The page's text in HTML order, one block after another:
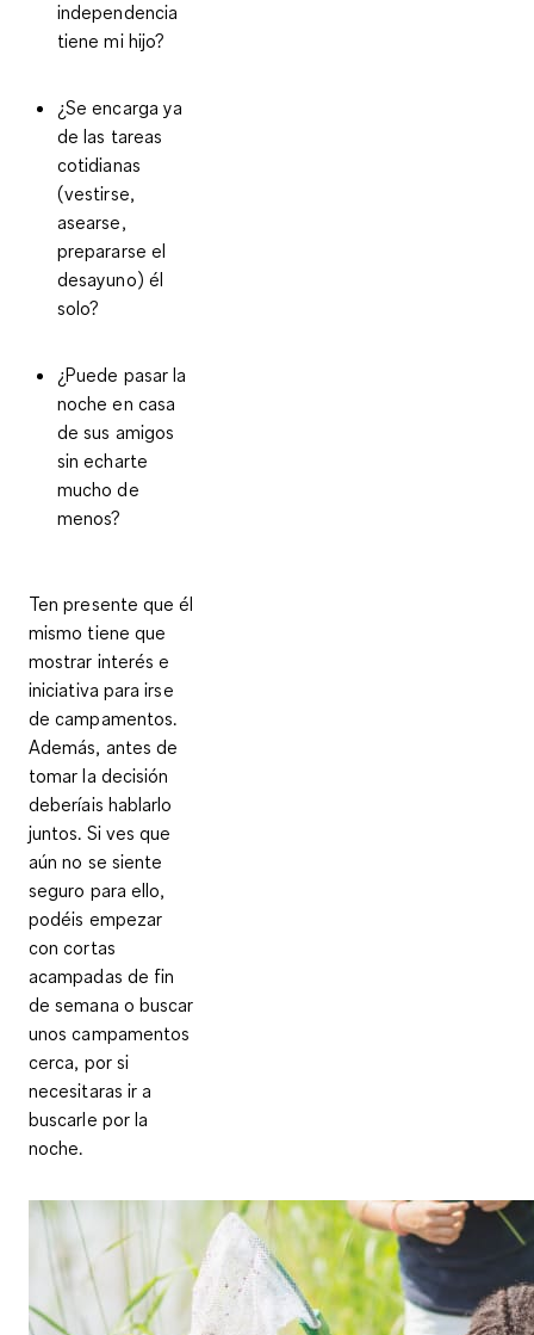
independencia
tiene mi hijo?
¿Se encarga ya
de las tareas
cotidianas
(vestirse,
asearse,
prepararse el
desayuno) él
solo?
¿Puede pasar la
noche en casa
de sus amigos
sin echarte
mucho de
menos?
Ten presente que él
mismo tiene que
mostrar interés e
iniciativa para irse
de campamentos.
Además, antes de
tomar la decisión
deberíais hablarlo
juntos. Si ves que
aún no se siente
seguro para ello,
podéis empezar
concortas
acampadas de fin
de semana o buscar
unos campamentos
cerca, por si
necesitaras ir a
buscarle por la
noche.